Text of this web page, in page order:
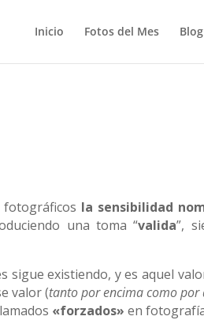
Inicio Fotos del Mes Blog
la sensibilidad
una toma “valida”,
existiendo, y es aquel
valor (tanto por encima como por
«forzados» en